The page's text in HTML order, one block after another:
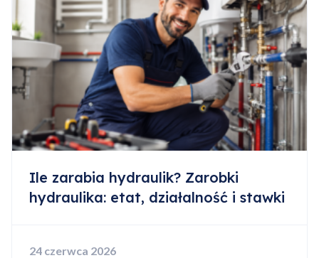
Ile zarabia hydraulik? Zarobki
hydraulika: etat, działalność i stawki
24 czerwca 2026